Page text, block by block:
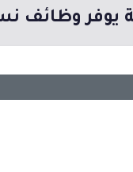
يوفر وظائف